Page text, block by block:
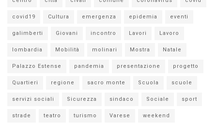
covid19 Cultura emergenza epidemia eventi
galimberti Giovani incontro Lavori Lavoro
lombardia Mobilità molinari Mostra Natale
Palazzo Estense pandemia presentazione progetto
Quartieri regione sacro monte Scuola scuole
servizi sociali Sicurezza sindaco Sociale sport
strade teatro turismo Varese weekend